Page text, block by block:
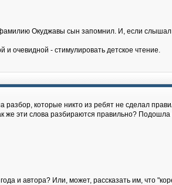
Окуджавы сын запомнил. И, если слышал
и очевидной - стимулировать детское чтение.
разбор, которые никто из ребят не сделал
эти слова разбираются правильно? Подошла
и автора? Или, может, рассказать им, что